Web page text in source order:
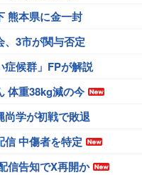
熊本県に金一封
、3市が関与否定
症候群」FPが解説
体重38kg減の今
尚学が初戦で敗退
信 中傷者を特定
信告知でX再開か